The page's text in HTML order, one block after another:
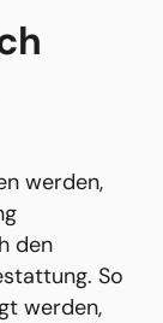
werden,
den
So
werden,